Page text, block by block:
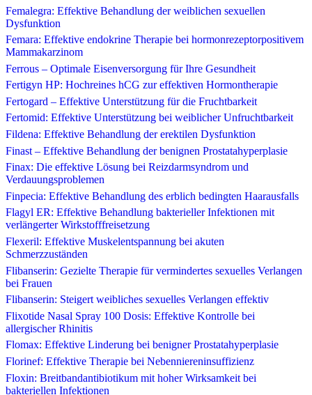
Femalegra: Effektive Behandlung der weiblichen sexuellen
Dysfunktion
Femara: Effektive endokrine Therapie bei hormonrezeptorpositivem
Mammakarzinom
Ferrous – Optimale Eisenversorgung für Ihre Gesundheit
Fertigyn HP: Hochreines hCG zur effektiven Hormontherapie
Fertogard – Effektive Unterstützung für die Fruchtbarkeit
Fertomid: Effektive Unterstützung bei weiblicher Unfruchtbarkeit
Fildena: Effektive Behandlung der erektilen Dysfunktion
Finast – Effektive Behandlung der benignen Prostatahyperplasie
Finax: Die effektive Lösung bei Reizdarmsyndrom und
Verdauungsproblemen
Finpecia: Effektive Behandlung des erblich bedingten Haarausfalls
Flagyl ER: Effektive Behandlung bakterieller Infektionen mit
verlängerter Wirkstofffreisetzung
Flexeril: Effektive Muskelentspannung bei akuten
Schmerzzuständen
Flibanserin: Gezielte Therapie für vermindertes sexuelles Verlangen
bei Frauen
Flibanserin: Steigert weibliches sexuelles Verlangen effektiv
Flixotide Nasal Spray 100 Dosis: Effektive Kontrolle bei
allergischer Rhinitis
Flomax: Effektive Linderung bei benigner Prostatahyperplasie
Florinef: Effektive Therapie bei Nebenniereninsuffizienz
Floxin: Breitbandantibiotikum mit hoher Wirksamkeit bei
bakteriellen Infektionen